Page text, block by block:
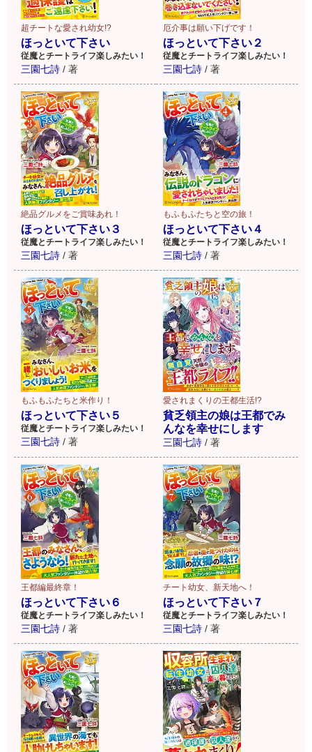
超チートな愛され幼女!?
ほっといて下さい
従魔とチートライフ楽しみたい！
三園七詩 / 著
厄介事は願い下げです！
ほっといて下さい２
従魔とチートライフ楽しみたい！
三園七詩 / 著
絶品グルメをご賞味あれ！
ほっといて下さい３
従魔とチートライフ楽しみたい！
三園七詩 / 著
もふもふたちと空の旅！
ほっといて下さい４
従魔とチートライフ楽しみたい！
三園七詩 / 著
もふもふたちと米作り！
ほっといて下さい５
従魔とチートライフ楽しみたい！
三園七詩 / 著
愛されまくりの王都生活!?
貧乏領主の娘は王都でみ
んなを幸せにします
三園七詩 / 著
王都編最終章！
ほっといて下さい６
従魔とチートライフ楽しみたい！
三園七詩 / 著
チート幼女、新天地へ！
ほっといて下さい７
従魔とチートライフ楽しみたい！
三園七詩 / 著